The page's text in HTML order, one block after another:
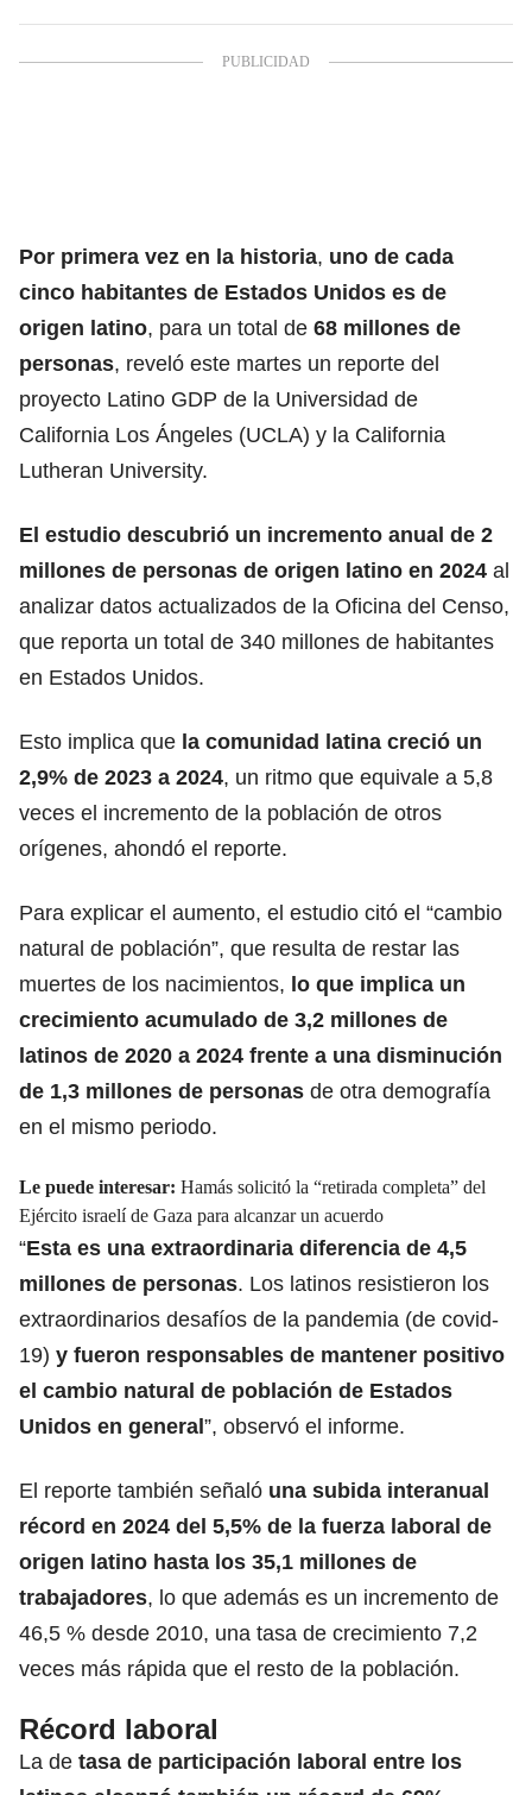
Por primera vez en la historia, uno de cada
cinco habitantes de Estados Unidos es de
origen latino, para un total de 68 millones de
personas, reveló este martes un reporte del
proyecto Latino GDP de la Universidad de
California Los Ángeles (UCLA) y la California
Lutheran University.
El estudio descubrió un incremento anual de 2
millones de personas de origen latino en 2024 al
analizar datos actualizados de la Oficina del Censo,
que reporta un total de 340 millones de habitantes
en Estados Unidos.
Esto implica que la comunidad latina creció un
2,9% de 2023 a 2024, un ritmo que equivale a 5,8
veces el incremento de la población de otros
orígenes, ahondó el reporte.
Para explicar el aumento, el estudio citó el “cambio
natural de población”, que resulta de restar las
muertes de los nacimientos, lo que implica un
crecimiento acumulado de 3,2 millones de
latinos de 2020 a 2024 frente a una disminución
de 1,3 millones de personas de otra demografía
en el mismo periodo.
Le puede interesar: Hamás solicitó la “retirada completa” del
Ejército israelí de Gaza para alcanzar un acuerdo
“Esta es una extraordinaria diferencia de 4,5
millones de personas. Los latinos resistieron los
extraordinarios desafíos de la pandemia (de covid-
19) y fueron responsables de mantener positivo
el cambio natural de población de Estados
Unidos en general”, observó el informe.
El reporte también señaló una subida interanual
récord en 2024 del 5,5% de la fuerza laboral de
origen latino hasta los 35,1 millones de
trabajadores, lo que además es un incremento de
46,5 % desde 2010, una tasa de crecimiento 7,2
veces más rápida que el resto de la población.
Récord laboral
La de tasa de participación laboral entre los